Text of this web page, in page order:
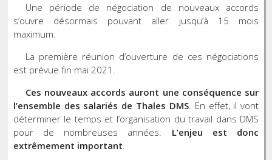
Une période de négociation de nouveaux accords
s’ouvre désormais pouvant aller jusqu’à 15 mois
maximum.
La première réunion d’ouverture de ces négociations
est prévue fin mai 2021.
Ces nouveaux accords auront une conséquence sur
l’ensemble des salariés de Thales DMS. En effet, il vont
déterminer le temps et l’organisation du travail dans DMS
pour de nombreuses années. L’enjeu est donc
extrêmement important